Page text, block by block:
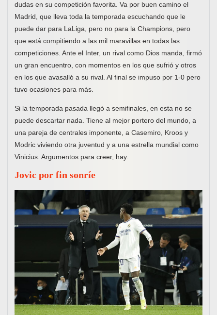
dudas en su competición favorita. Va por buen camino el
Madrid, que lleva toda la temporada escuchando que le
puede dar para LaLiga, pero no para la Champions, pero
que está compitiendo a las mil maravillas en todas las
competiciones. Ante el Inter, un rival como Dios manda, firmó
un gran encuentro, con momentos en los que sufrió y otros
en los que avasalló a su rival. Al final se impuso por 1-0 pero
tuvo ocasiones para más.
Si la temporada pasada llegó a semifinales, en esta no se
puede descartar nada. Tiene al mejor portero del mundo, a
una pareja de centrales imponente, a Casemiro, Kroos y
Modric viviendo otra juventud y a una estrella mundial como
Vinicius. Argumentos para creer, hay.
Jovic por fin sonríe